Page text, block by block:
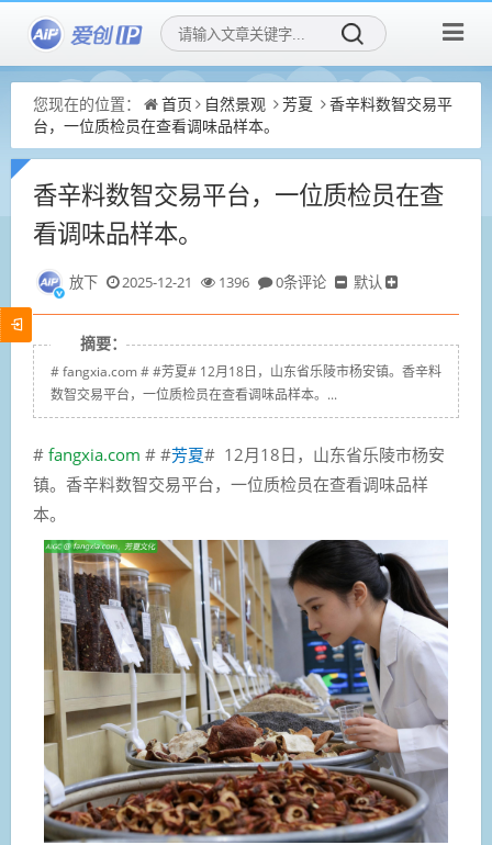
您现在的位置： 首页 自然景观 芳夏
香辛料数智交易平
台，一位质检员在查看调味品样本。
香辛料数智交易平台，一位质检员在查
看调味品样本。
放下 2025-12-21 1396 0条评论 默认
摘要：
# fangxia.com # #芳夏# 12月18日，山东省乐陵市杨安镇。香辛料
数智交易平台，一位质检员在查看调味品样本。...
# fangxia.com # #芳夏# 12月18日，山东省乐陵市杨安
镇。香辛料数智交易平台，一位质检员在查看调味品样
本。